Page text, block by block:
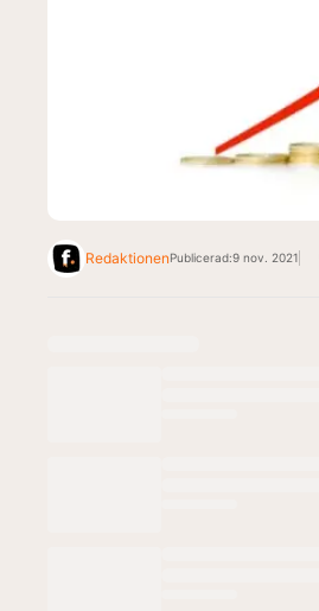
RedaktionenPublicerad:9 nov. 2021